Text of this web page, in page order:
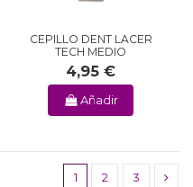
CEPILLO DENT LACER
TECH MEDIO
4,95 €
Añadir
1 2 3